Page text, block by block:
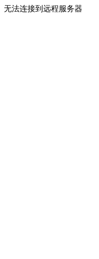
无法连接到远程服务器